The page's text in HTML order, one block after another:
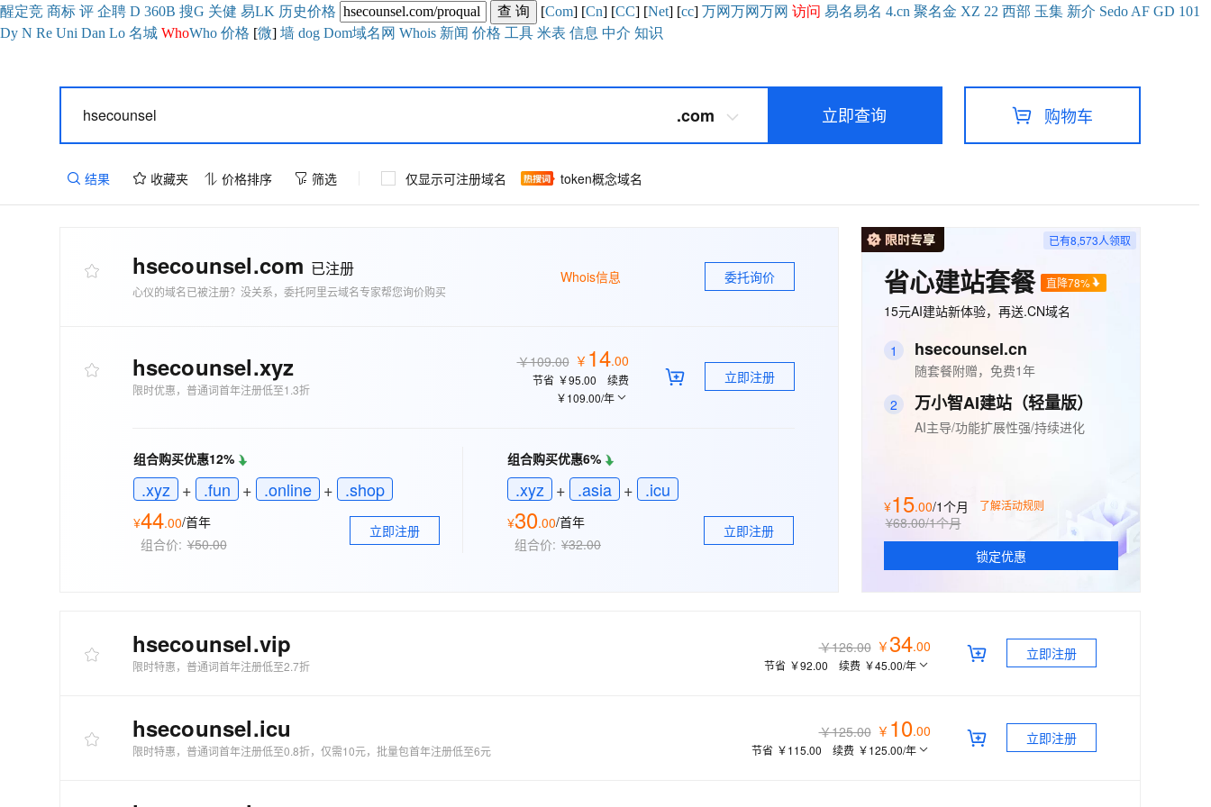
醒定竞 商标 评 企聘 D 360B 搜G 关健 易LK 历史价格 [Com] [Cn] [CC] [Net] [cc] 万网万网万网 访问 易名易名 4.cn 聚名金 XZ 22 西部 玉集 新介 Sedo AF GD 101
Dy N Re Uni Dan Lo 名城 WhoWho 价格 [微] 墙 dog Dom域名网 Whois 新闻 价格 工具 米表 信息 中介 知识